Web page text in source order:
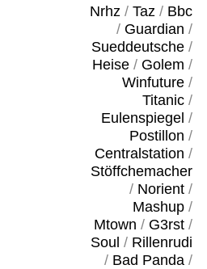
Nrhz/ Taz/ Bbc
/ Guardian /
Sueddeutsche/
Heise/ Golem /
Winfuture/
Titanic/
Eulenspiegel /
Postillon /
Centralstation /
Stöffchemacher
/ Norient/
Mashup/
Mtown / G3rst/
Soul / Rillenrudi
/ Bad Panda/